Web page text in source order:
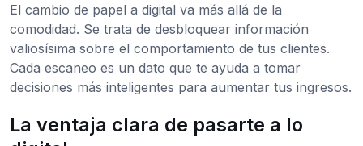
El cambio de papel a digital va más allá de la
comodidad. Se trata de desbloquear información
valiosísima sobre el comportamiento de tus clientes.
Cada escaneo es un dato que te ayuda a tomar
decisiones más inteligentes para aumentar tus ingresos.
La ventaja clara de pasarte a lo